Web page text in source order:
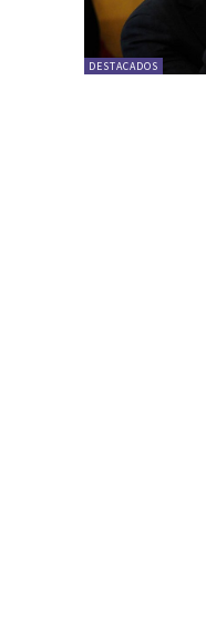
DESTACADOS